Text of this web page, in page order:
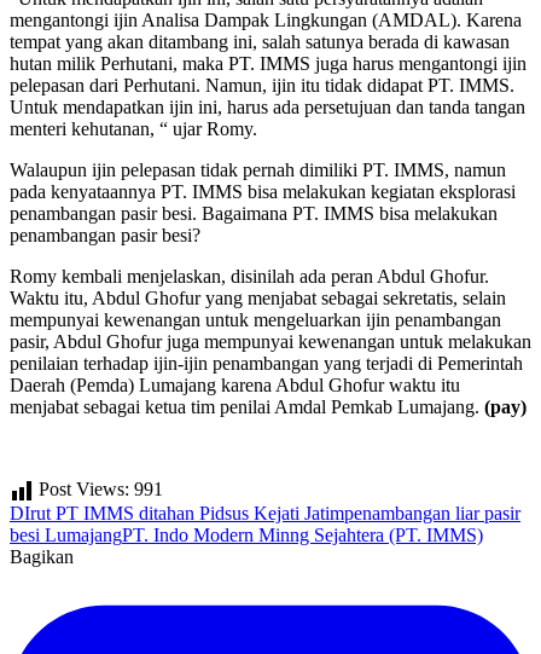
mengantongi ijin Analisa Dampak Lingkungan (AMDAL). Karena
tempat yang akan ditambang ini, salah satunya berada di kawasan
hutan milik Perhutani, maka PT. IMMS juga harus mengantongi ijin
pelepasan dari Perhutani. Namun, ijin itu tidak didapat PT. IMMS.
Untuk mendapatkan ijin ini, harus ada persetujuan dan tanda tangan
menteri kehutanan, “ ujar Romy.
Walaupun ijin pelepasan tidak pernah dimiliki PT. IMMS, namun
pada kenyataannya PT. IMMS bisa melakukan kegiatan eksplorasi
penambangan pasir besi. Bagaimana PT. IMMS bisa melakukan
penambangan pasir besi?
Romy kembali menjelaskan, disinilah ada peran Abdul Ghofur.
Waktu itu, Abdul Ghofur yang menjabat sebagai sekretatis, selain
mempunyai kewenangan untuk mengeluarkan ijin penambangan
pasir, Abdul Ghofur juga mempunyai kewenangan untuk melakukan
penilaian terhadap ijin-ijin penambangan yang terjadi di Pemerintah
Daerah (Pemda) Lumajang karena Abdul Ghofur waktu itu
menjabat sebagai ketua tim penilai Amdal Pemkab Lumajang. (pay)
Post Views: 991
DIrut PT IMMS ditahan Pidsus Kejati Jatimpenambangan liar pasir
besi LumajangPT. Indo Modern Minng Sejahtera (PT. IMMS)
Bagikan